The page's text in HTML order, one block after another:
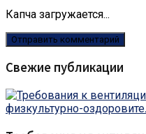
Капча загружается...
Свежие публикации